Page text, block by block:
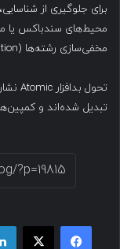
محیط‌های سندباکس یا
مخفی‌سازی رشته‌ها (string obfuscation) را داراست.
تبدیل شده‌اند و
فیسبوک ایکس